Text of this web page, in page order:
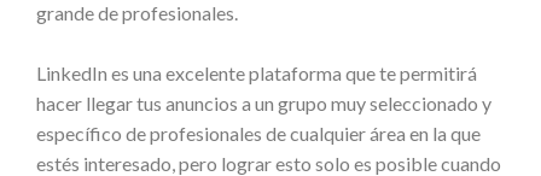
grande de profesionales.
LinkedIn es una excelente plataforma que te permitirá
hacer llegar tus anuncios a un grupo muy seleccionado y
específico de profesionales de cualquier área en la que
estés interesado, pero lograr esto solo es posible cuando